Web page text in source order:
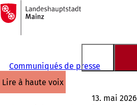
Accéder au contenu
Vers
la
page
d'accueil
Communiqués de presse
lire à haute voix
13. mai 2026